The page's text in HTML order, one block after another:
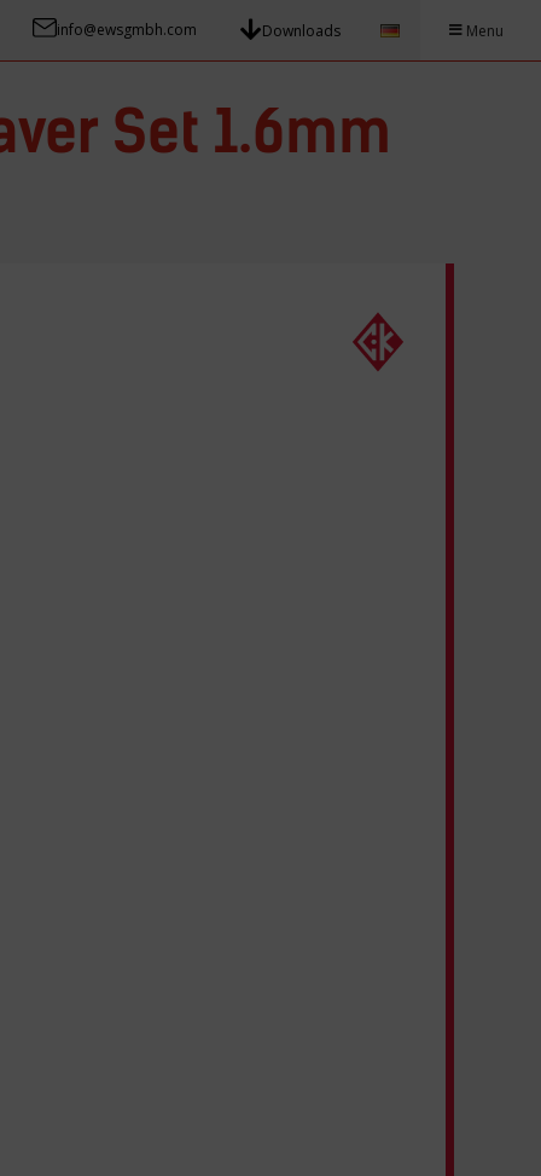
info@ewsgmbh.com Downloads Menu
Set 1.6mm